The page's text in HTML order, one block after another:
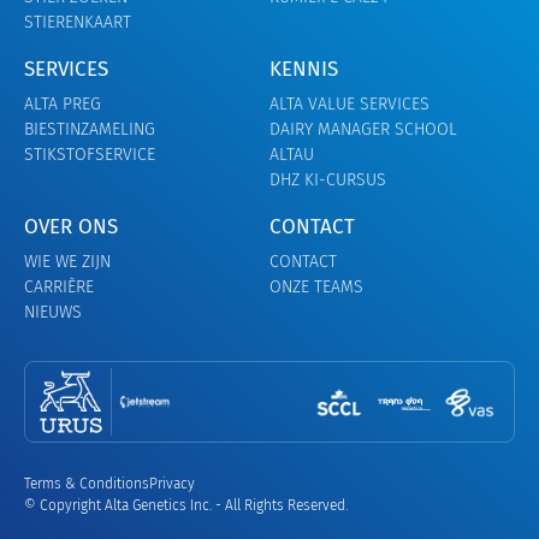
STIERENKAART
SERVICES
ALTA PREG
BIESTINZAMELING
STIKSTOFSERVICE
KENNIS
ALTA VALUE SERVICES
DAIRY MANAGER SCHOOL
ALTAU
DHZ KI-CURSUS
OVER ONS
WIE WE ZIJN
CARRIÈRE
NIEUWS
CONTACT
CONTACT
ONZE TEAMS
Terms & Conditions Privacy
© Copyright Alta Genetics Inc. - All Rights Reserved.